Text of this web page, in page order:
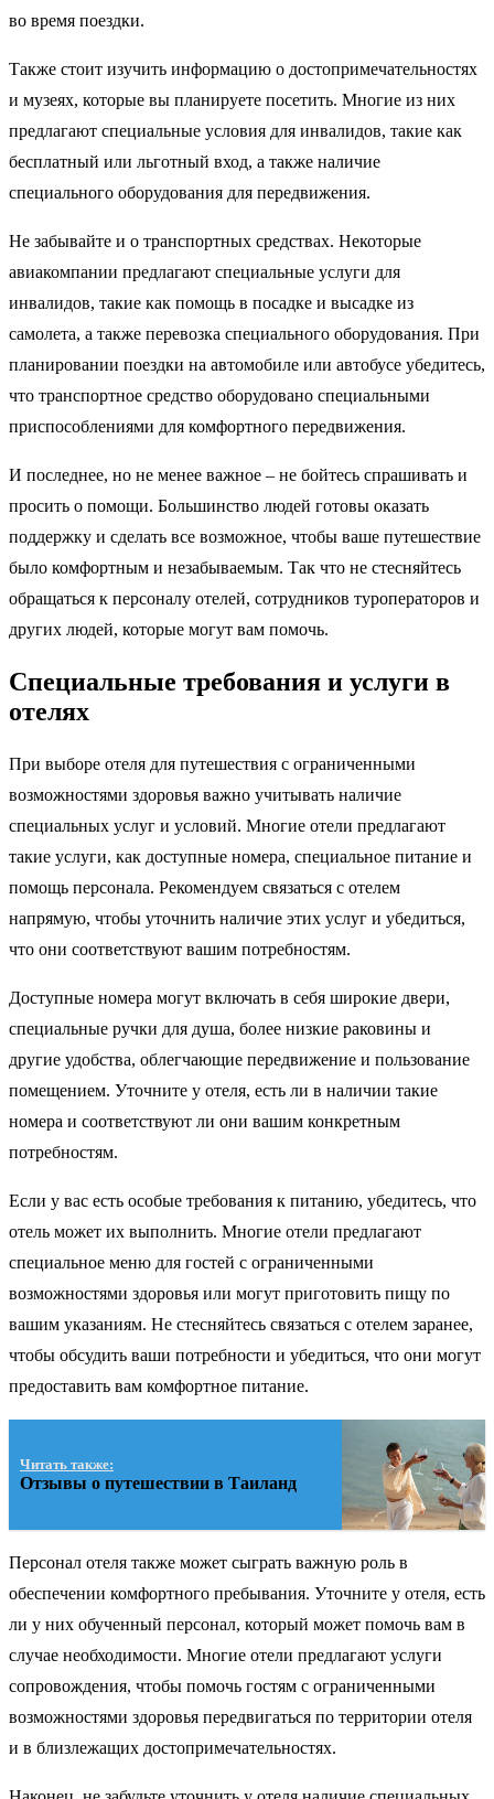
во время поездки.
Также стоит изучить информацию о достопримечательностях
и музеях, которые вы планируете посетить. Многие из них
предлагают специальные условия для инвалидов, такие как
бесплатный или льготный вход, а также наличие
специального оборудования для передвижения.
Не забывайте и о транспортных средствах. Некоторые
авиакомпании предлагают специальные услуги для
инвалидов, такие как помощь в посадке и высадке из
самолета, а также перевозка специального оборудования. При
планировании поездки на автомобиле или автобусе убедитесь,
что транспортное средство оборудовано специальными
приспособлениями для комфортного передвижения.
И последнее, но не менее важное – не бойтесь спрашивать и
просить о помощи. Большинство людей готовы оказать
поддержку и сделать все возможное, чтобы ваше путешествие
было комфортным и незабываемым. Так что не стесняйтесь
обращаться к персоналу отелей, сотрудников туроператоров и
других людей, которые могут вам помочь.
Специальные требования и услуги в
отелях
При выборе отеля для путешествия с ограниченными
возможностями здоровья важно учитывать наличие
специальных услуг и условий. Многие отели предлагают
такие услуги, как доступные номера, специальное питание и
помощь персонала. Рекомендуем связаться с отелем
напрямую, чтобы уточнить наличие этих услуг и убедиться,
что они соответствуют вашим потребностям.
Доступные номера могут включать в себя широкие двери,
специальные ручки для душа, более низкие раковины и
другие удобства, облегчающие передвижение и пользование
помещением. Уточните у отеля, есть ли в наличии такие
номера и соответствуют ли они вашим конкретным
потребностям.
Если у вас есть особые требования к питанию, убедитесь, что
отель может их выполнить. Многие отели предлагают
специальное меню для гостей с ограниченными
возможностями здоровья или могут приготовить пищу по
вашим указаниям. Не стесняйтесь связаться с отелем заранее,
чтобы обсудить ваши потребности и убедиться, что они могут
предоставить вам комфортное питание.
Читать также:
Отзывы о путешествии в Таиланд
Персонал отеля также может сыграть важную роль в
обеспечении комфортного пребывания. Уточните у отеля, есть
ли у них обученный персонал, который может помочь вам в
случае необходимости. Многие отели предлагают услуги
сопровождения, чтобы помочь гостям с ограниченными
возможностями здоровья передвигаться по территории отеля
и в близлежащих достопримечательностях.